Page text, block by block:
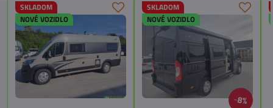
SKLADOM
NOVÉ VOZIDLO
8%
SKLADOM
NOVÉ VOZIDLO